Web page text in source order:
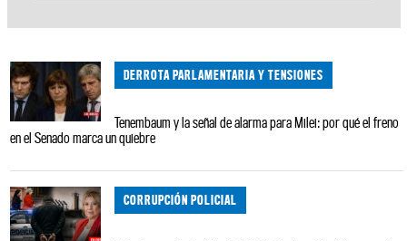
DERROTA PARLAMENTARIA Y TENSIONES
Tenembaum y la señal de alarma para Milei: por qué el freno
en el Senado marca un quiebre
CORRUPCIÓN POLICIAL